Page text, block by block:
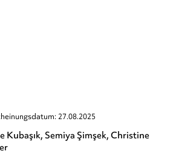
27.08.2025
Kubaşık Semiya Şimşek Christine